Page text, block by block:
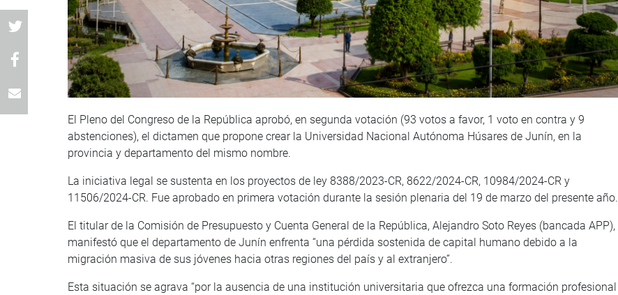
El Pleno del Congreso de la República aprobó, en segunda votación (93 votos a favor, 1 voto en contra y 9
abstenciones), el dictamen que propone crear la Universidad Nacional Autónoma Húsares de Junín, en la
provincia y departamento del mismo nombre.
La iniciativa legal se sustenta en los proyectos de ley 8388/2023-CR, 8622/2024-CR, 10984/2024-CR y
11506/2024-CR. Fue aprobado en primera votación durante la sesión plenaria del 19 de marzo del presente año.
El titular de la Comisión de Presupuesto y Cuenta General de la República, Alejandro Soto Reyes (bancada APP),
manifestó que el departamento de Junín enfrenta “una pérdida sostenida de capital humano debido a la
migración masiva de sus jóvenes hacia otras regiones del país y al extranjero”.
Esta situación se agrava “por la ausencia de una institución universitaria que ofrezca una formación profesional